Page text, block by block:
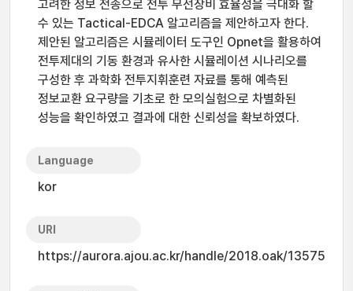
고려한 정보 전송으로 전투 무선장비 효율성을 극대화 할
수 있는 Tactical-EDCA 알고리즘을 제안하고자 한다.
제안된 알고리즘은 시뮬레이터 도구인 Opnet을 활용하여
전투제대의 기동 환경과 유사한 시뮬레이션 시나리오를
구성한 후 과학화 전투지휘훈련 자료를 통해 예측된
정보교환 요구량을 기초로 한 모의실험으로 차별화된
성능을 확인하였고 결과에 대한 신뢰성을 확보하였다.
Language
kor
URI
https://aurora.ajou.ac.kr/handle/2018.oak/13575